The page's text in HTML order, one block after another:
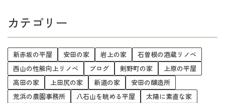
カテゴリー
新赤坂の平屋 安田の家 岩上の家
石曽根の酒蔵リノベ
西山の性能向上リノベ
ブログ 剣野町の家
上原の平屋
高田の家
上田尻の家 新道の家
安田の醸造所
荒浜の農園事務所
八石山を眺める平屋
太陽に素直な家